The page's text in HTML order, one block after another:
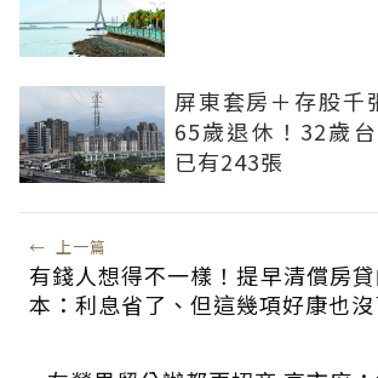
屏東套房＋存股千
65歲退休！32歲
已有243張
← 上一篇
有錢人想得不一樣！提早清償房
本：利息省了、但這幾項好康也沒